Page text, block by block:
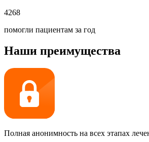
4268
помогли пациентам за год
Наши преимущества
Полная анонимность на всех этапах